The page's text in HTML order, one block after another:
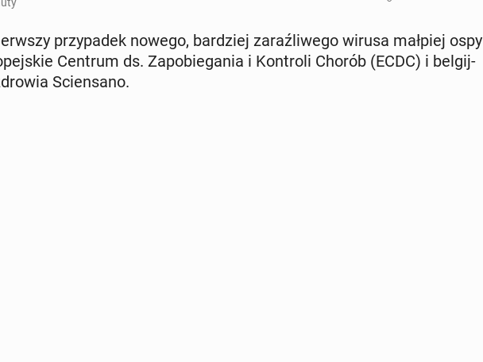
przy­pa­dek nowego, bar­dziej za­raź­li­we­go wirusa małpiej ospy
Centrum ds. Za­po­bie­ga­nia i Kon­tro­li Chorób (ECDC) i bel­gij­
Scien­sa­no.